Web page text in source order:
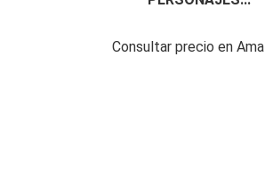
Consultar precio en